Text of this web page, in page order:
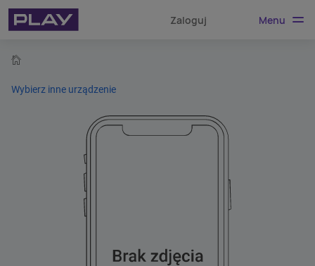
Zaloguj Menu
Wybierz inne urządzenie